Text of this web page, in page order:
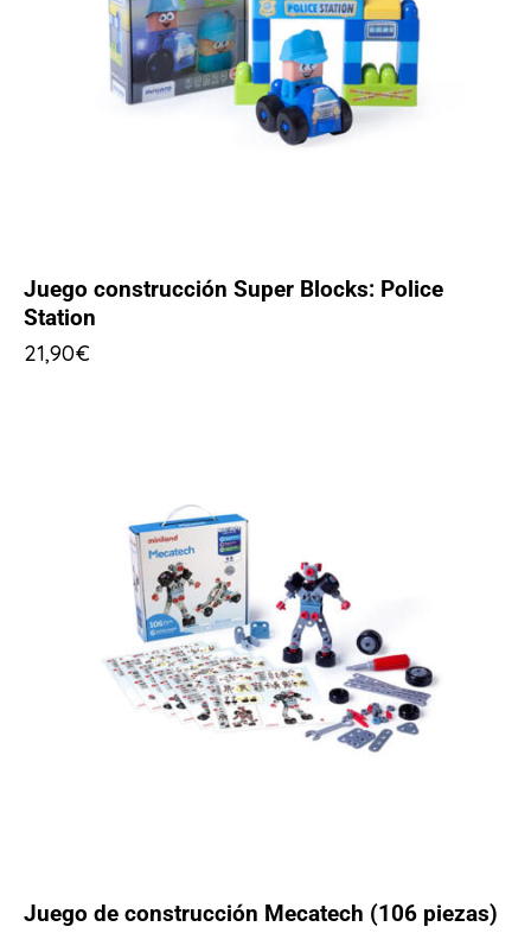
Juego construcción Super Blocks: Police
Station
21,90€
Juego de construcción Mecatech (106 piezas)